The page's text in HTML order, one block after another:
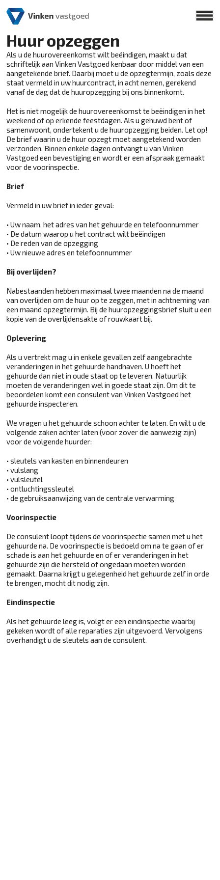
Huur opzeggen
Als u de huurovereenkomst wilt beëindigen, maakt u dat
schriftelijk aan Vinken Vastgoed kenbaar door middel van een
aangetekende brief. Daarbij moet u de opzegtermijn, zoals deze
staat vermeld in uw huurcontract, in acht nemen, gerekend
vanaf de dag dat de huuropzegging bij ons binnenkomt.
Het is niet mogelijk de huurovereenkomst te beëindigen in het
weekend of op erkende feestdagen. Als u gehuwd bent of
samenwoont, ondertekent u de huuropzegging beiden. Let op!
De brief waarin u de huur opzegt moet aangetekend worden
verzonden. Binnen enkele dagen ontvangt u van Vinken
Vastgoed een bevestiging en wordt er een afspraak gemaakt
voor de voorinspectie.
Brief
Vermeld in uw brief in ieder geval:
• Uw naam, het adres van het gehuurde en telefoonnummer
• De datum waarop u het contract wilt beëindigen
• De reden van de opzegging
• Uw nieuwe adres en telefoonnummer
Bij overlijden?
Nabestaanden hebben maximaal twee maanden na de maand
van overlijden om de huur op te zeggen, met in achtneming van
een maand opzegtermijn. Bij de huuropzeggingsbrief sluit u een
kopie van de overlijdensakte of rouwkaart bij.
Oplevering
Als u vertrekt mag u in enkele gevallen zelf aangebrachte
veranderingen in het gehuurde handhaven. U hoeft het
gehuurde dan niet in oude staat op te leveren. Natuurlijk
moeten de veranderingen wel in goede staat zijn. Om dit te
beoordelen komt een consulent van Vinken Vastgoed het
gehuurde inspecteren.
We vragen u het gehuurde schoon achter te laten. En wilt u de
volgende zaken achter laten (voor zover die aanwezig zijn)
voor de volgende huurder:
• sleutels van kasten en binnendeuren
• vulslang
• vulsleutel
• ontluchtingssleutel
• de gebruiksaanwijzing van de centrale verwarming
Voorinspectie
De consulent loopt tijdens de voorinspectie samen met u het
gehuurde na. De voorinspectie is bedoeld om na te gaan of er
schade is aan het gehuurde en of er veranderingen in het
gehuurde zijn die hersteld of ongedaan moeten worden
gemaakt. Daarna krijgt u gelegenheid het gehuurde zelf in orde
te brengen, mocht dit nodig zijn.
Eindinspectie
Als het gehuurde leeg is, volgt er een eindinspectie waarbij
gekeken wordt of alle reparaties zijn uitgevoerd. Vervolgens
overhandigt u de sleutels aan de consulent.